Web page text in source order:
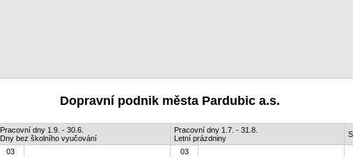
Dopravní podnik města Pardubic a.s.
Pracovní dny 1.9. - 30.6.
Dny bez školního vyučování
Pracovní dny 1.7. - 31.8.
Letní prázdniny
03 03